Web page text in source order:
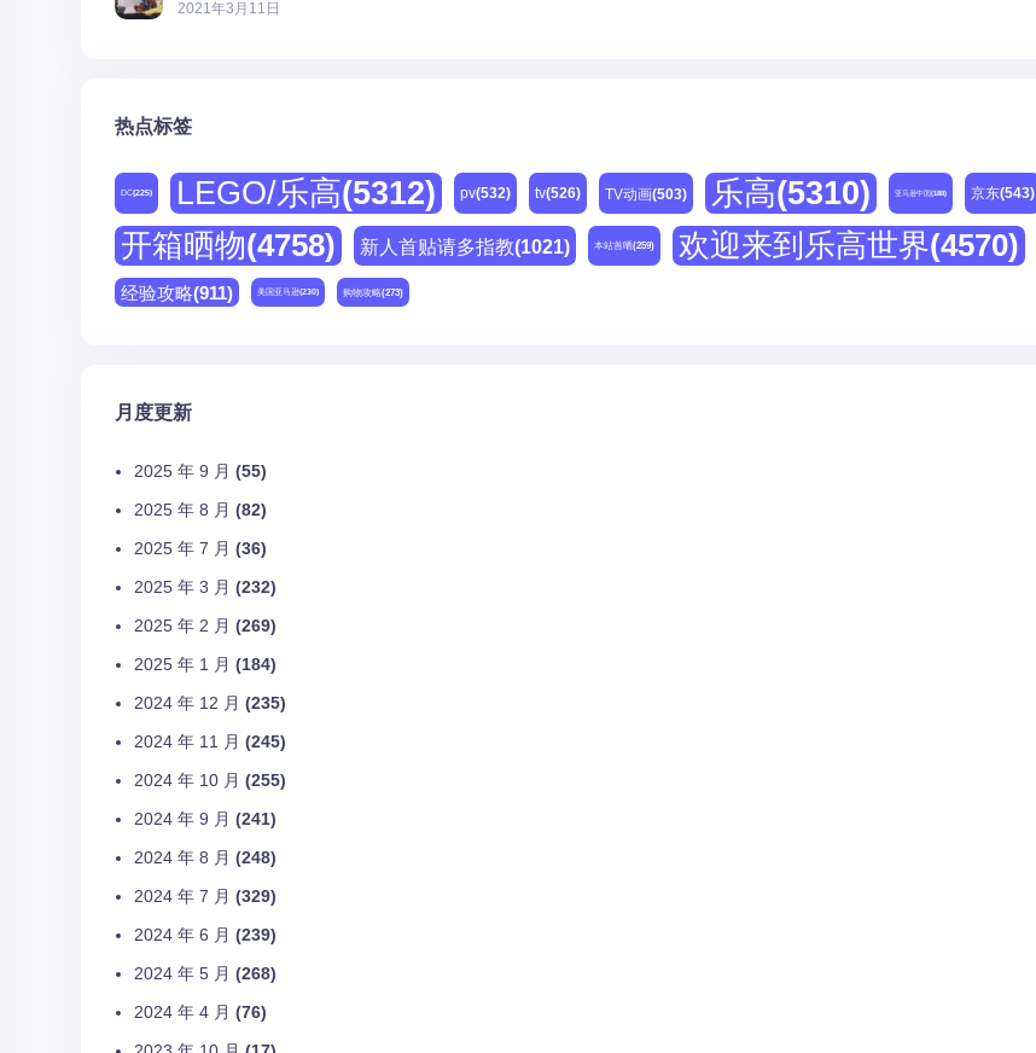
2021年3月11日
热点标签
DC(225) LEGO/乐高(5312) pv(532) tv(526) TV动画(503) 乐高(5310) 亚马逊中国(188) 京东(543)
开箱晒物(4758) 新人首贴请多指教(1021) 本站首晒(259) 欢迎来到乐高世界(4570)
经验攻略(911) 美国亚马逊(230) 购物攻略(273)
月度更新
2025 年 9 月 (55)
2025 年 8 月 (82)
2025 年 7 月 (36)
2025 年 3 月 (232)
2025 年 2 月 (269)
2025 年 1 月 (184)
2024 年 12 月 (235)
2024 年 11 月 (245)
2024 年 10 月 (255)
2024 年 9 月 (241)
2024 年 8 月 (248)
2024 年 7 月 (329)
2024 年 6 月 (239)
2024 年 5 月 (268)
2024 年 4 月 (76)